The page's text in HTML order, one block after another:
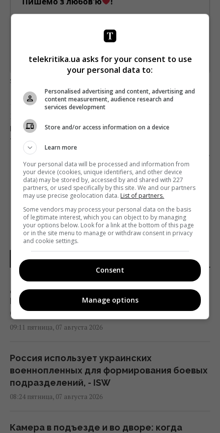
Підпишіться ще раз, якщо не отримуєте від нас листи
Предоставлено SendPulse
загрузка...
Предыдущий пост
НАЧАТ ПРИЕМ ЗАЯВОК НА УЧАСТИЕ В
«СЦЕНАРНОМ ПИТЧИНГЕ»
Следующий пост
АУДИТОРИЯ СТРИМИНГА DISNEY+
УВЕЛИЧИЛАСЬ ЕЩЕ НА 2 МЛН ЧЕЛОВЕК
НОВОСТИ УКРАИНЫ
Дроны поразили склад Wildberries в
Екатеринбурге за 2000 км от границы
(видео)
09:11 пятница, 07 августа 2026
Россия использует украинских
военнопленных для формирования боевых
подразделений, - ISW
08:24 пятница, 07 августа 2026
Камера в подъезде и во дворе: когда
telekritika.ua asks for your consent to use
your personal data to:
Personalised advertising and content, advertising and
content measurement, audience research and
services development
Store and/or access information on a device
Learn more
Your personal data will be processed and information from
your device (cookies, unique identifiers, and other device
data) may be stored by, accessed by and shared with 227
partners, or used specifically by this site. We and our partners
may use precise geolocation data. List of partners.
Some vendors may process your personal data on the basis
of legitimate interest, which you can object to by managing
your options below. Look for a link at the bottom of this page
or in the site menu to manage or withdraw consent in privacy
and cookie settings.
Consent
Manage options